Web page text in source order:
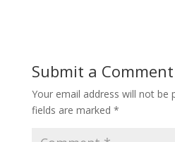
Submit a Comment
Your email address will not be
fields are marked *